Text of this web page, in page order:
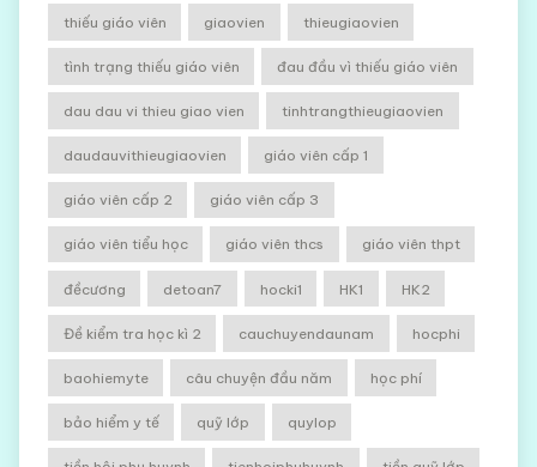
thiếu giáo viên giaovien thieugiaovien
tình trạng thiếu giáo viên đau đầu vì thiếu giáo viên
dau dau vi thieu giao vien tinhtrangthieugiaovien
daudauvithieugiaovien giáo viên cấp 1
giáo viên cấp 2 giáo viên cấp 3
giáo viên tiểu học giáo viên thcs giáo viên thpt
đềcương detoan7 hocki1 HK1 HK2
Đề kiểm tra học kì 2 cauchuyendaunam hocphi
baohiemyte câu chuyện đầu năm học phí
bảo hiểm y tế quỹ lớp quylop